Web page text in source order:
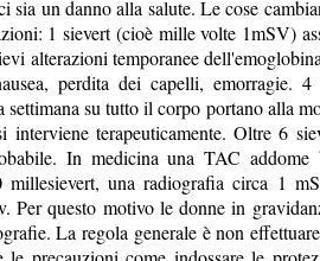
sia un danno alla salute. Le cose
1 sievert (cioè mille volte 1mSV)
alterazioni temporanee
perdita dei capelli, emorragie. 4
su tutto il corpo portano alla
interviene terapeuticamente. Oltre 6
In medicina una TAC addome
millesievert, una radiografia circa 1
Per questo motivo le donne in
La regola generale è non